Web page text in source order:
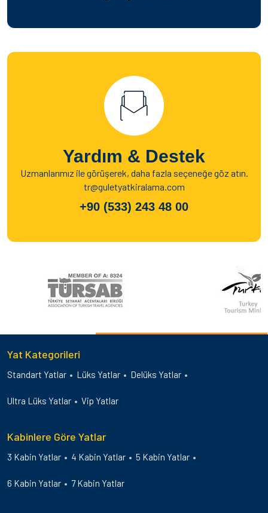
Yardım & Destek
Uzmanlarımız ile görüşerek, daha fazla seçeneğe göz atın.
tr@guletyatkiralama.com
+90 (533) 243 48 00
Yat Kategorileri
Standart Yatlar Lüks Yatlar Delüks Yatlar
Ultra Lüks Yatlar Vip Yatlar
Kabinlere Göre Yatlar
3 Kabin Yatlar 4 Kabin Yatlar 5 Kabin Yatlar
6 Kabin Yatlar 7 Kabin Yatlar